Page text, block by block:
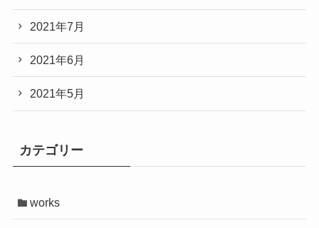
2021年7月
2021年6月
2021年5月
カテゴリー
works